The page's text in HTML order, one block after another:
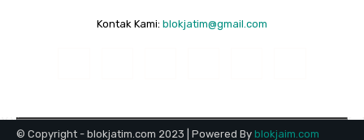
Kontak Kami: blokjatim@gmail.com
© Copyright - blokjatim.com 2023 | Powered By blokjaim.com